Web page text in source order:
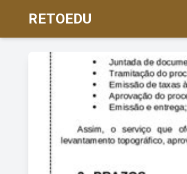
RETOEDU